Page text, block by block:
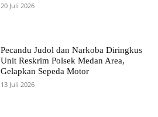
20 Juli 2026
Pecandu Judol dan Narkoba Diringkus
Unit Reskrim Polsek Medan Area,
Gelapkan Sepeda Motor
13 Juli 2026